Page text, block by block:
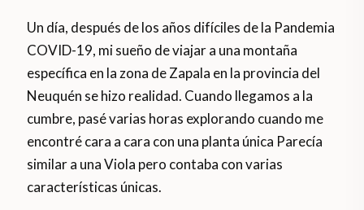
Un día, después de los años difíciles de la Pandemia
COVID-19, mi sueño de viajar a una montaña
específica en la zona de Zapala en la provincia del
Neuquén se hizo realidad. Cuando llegamos a la
cumbre, pasé varias horas explorando cuando me
encontré cara a cara con una planta única Parecía
similar a una Viola pero contaba con varias
características únicas.